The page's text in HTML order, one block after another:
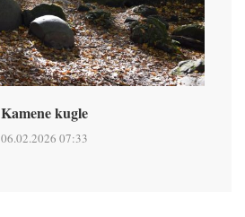
Kamene kugle
06.02.2026 07:33